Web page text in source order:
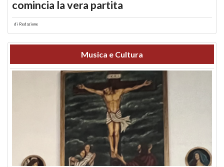
comincia la vera partita
di Redazione
Musica e Cultura